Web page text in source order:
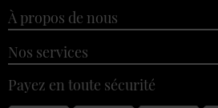
À propos de nous
Nos services
Payez en toute sécurité